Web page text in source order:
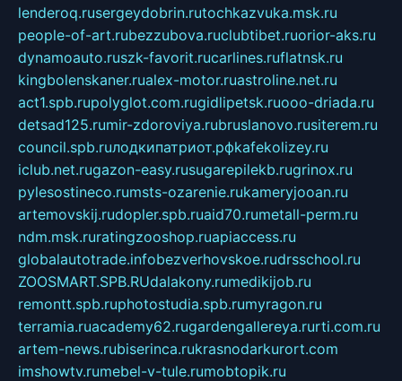
lenderoq.rusergeydobrin.rutochkazvuka.msk.ru
people-of-art.rubezzubova.ruclubtibet.ruorior-aks.ru
dynamoauto.ruszk-favorit.rucarlines.ruflatnsk.ru
kingbolenskaner.rualex-motor.ruastroline.net.ru
act1.spb.rupolyglot.com.rugidlipetsk.ruooo-driada.ru
detsad125.rumir-zdoroviya.rubruslanovo.rusiterem.ru
council.spb.ruлодкипатриот.рфkafekolizey.ru
iclub.net.rugazon-easy.rusugarepilekb.rugrinox.ru
pylesostineco.rumsts-ozarenie.rukameryjooan.ru
artemovskij.rudopler.spb.ruaid70.rumetall-perm.ru
ndm.msk.ruratingzooshop.ruapiaccess.ru
globalautotrade.infobezverhovskoe.rudrsschool.ru
ZOOSMART.SPB.RUdalakony.rumedikijob.ru
remontt.spb.ruphotostudia.spb.rumyragon.ru
terramia.ruacademy62.rugardengallereya.rurti.com.ru
artem-news.rubiserinca.rukrasnodarkurort.com
imshowtv.rumebel-v-tule.rumobtopik.ru